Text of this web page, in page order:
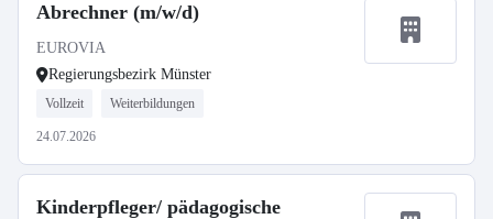
Abrechner (m/w/d)
EUROVIA
Regierungsbezirk Münster
Vollzeit Weiterbildungen
24.07.2026
Kinderpfleger/ pädagogische